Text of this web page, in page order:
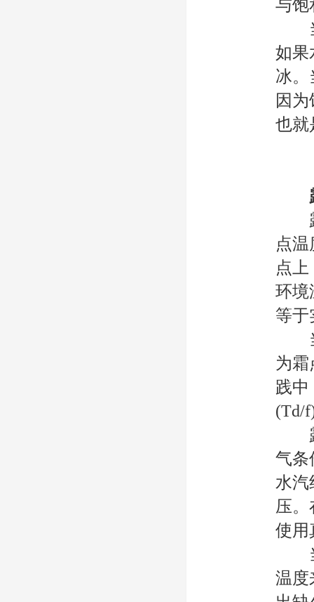
与饱
当
如果
冰。
因
也就
露
点
点
环境
等于
当
为
践中
(Td/
露
气条
水汽
压
使用
当
温度